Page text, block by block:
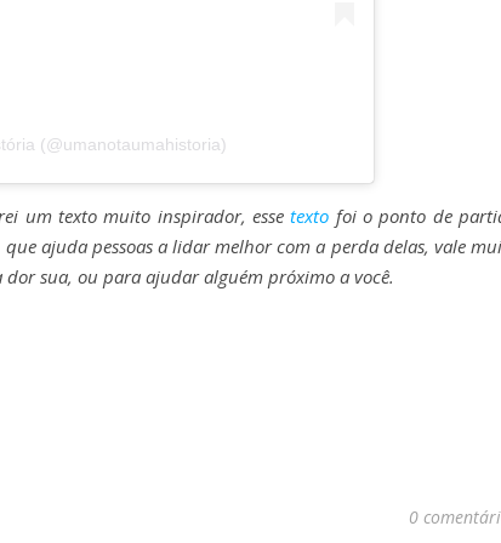
(@umanotaumahistoria)
um texto muito inspirador, esse texto foi o ponto de
que ajuda pessoas a lidar melhor com a perda delas, vale
sua, ou para ajudar alguém próximo a você.
0